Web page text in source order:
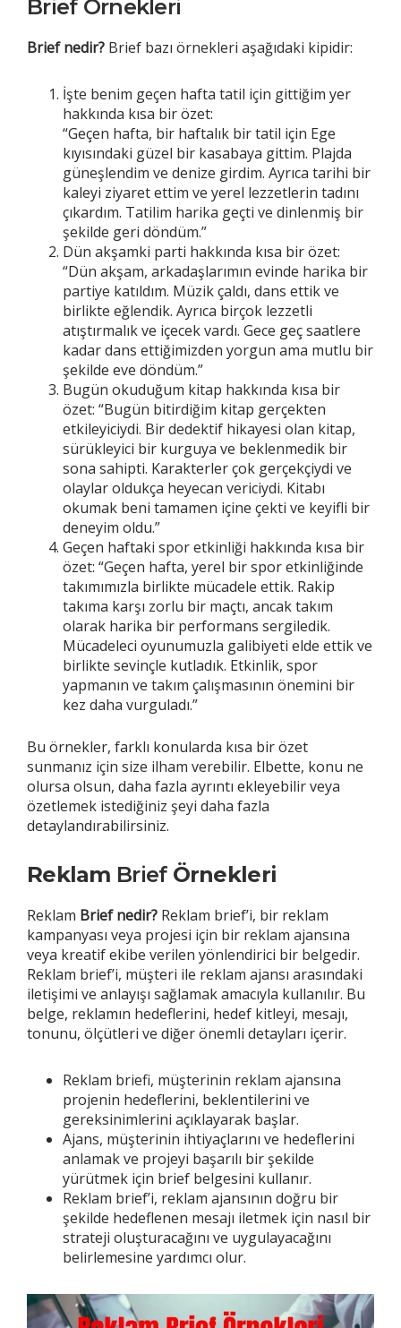
Brief Örnekleri
Brief nedir? Brief bazı örnekleri aşağıdaki kipidir:
İşte benim geçen hafta tatil için gittiğim yer
hakkında kısa bir özet:
“Geçen hafta, bir haftalık bir tatil için Ege
kıyısındaki güzel bir kasabaya gittim. Plajda
güneşlendim ve denize girdim. Ayrıca tarihi bir
kaleyi ziyaret ettim ve yerel lezzetlerin tadını
çıkardım. Tatilim harika geçti ve dinlenmiş bir
şekilde geri döndüm.”
Dün akşamki parti hakkında kısa bir özet:
“Dün akşam, arkadaşlarımın evinde harika bir
partiye katıldım. Müzik çaldı, dans ettik ve
birlikte eğlendik. Ayrıca birçok lezzetli
atıştırmalık ve içecek vardı. Gece geç saatlere
kadar dans ettiğimizden yorgun ama mutlu bir
şekilde eve döndüm.”
Bugün okuduğum kitap hakkında kısa bir
özet: “Bugün bitirdiğim kitap gerçekten
etkileyiciydi. Bir dedektif hikayesi olan kitap,
sürükleyici bir kurguya ve beklenmedik bir
sona sahipti. Karakterler çok gerçekçiydi ve
olaylar oldukça heyecan vericiydi. Kitabı
okumak beni tamamen içine çekti ve keyifli bir
deneyim oldu.”
Geçen haftaki spor etkinliği hakkında kısa bir
özet: “Geçen hafta, yerel bir spor etkinliğinde
takımımızla birlikte mücadele ettik. Rakip
takıma karşı zorlu bir maçtı, ancak takım
olarak harika bir performans sergiledik.
Mücadeleci oyunumuzla galibiyeti elde ettik ve
birlikte sevinçle kutladık. Etkinlik, spor
yapmanın ve takım çalışmasının önemini bir
kez daha vurguladı.”
Bu örnekler, farklı konularda kısa bir özet
sunmanız için size ilham verebilir. Elbette, konu ne
olursa olsun, daha fazla ayrıntı ekleyebilir veya
özetlemek istediğiniz şeyi daha fazla
detaylandırabilirsiniz.
Reklam Brief Örnekleri
Reklam Brief nedir? Reklam brief’i, bir reklam
kampanyası veya projesi için bir reklam ajansına
veya kreatif ekibe verilen yönlendirici bir belgedir.
Reklam brief’i, müşteri ile reklam ajansı arasındaki
iletişimi ve anlayışı sağlamak amacıyla kullanılır. Bu
belge, reklamın hedeflerini, hedef kitleyi, mesajı,
tonunu, ölçütleri ve diğer önemli detayları içerir.
Reklam briefi, müşterinin reklam ajansına
projenin hedeflerini, beklentilerini ve
gereksinimlerini açıklayarak başlar.
Ajans, müşterinin ihtiyaçlarını ve hedeflerini
anlamak ve projeyi başarılı bir şekilde
yürütmek için brief belgesini kullanır.
Reklam brief’i, reklam ajansının doğru bir
şekilde hedeflenen mesajı iletmek için nasıl bir
strateji oluşturacağını ve uygulayacağını
belirlemesine yardımcı olur.